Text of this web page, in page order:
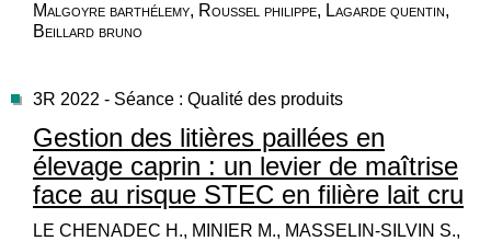
Malgoyre barthélemy, Roussel philippe, Lagarde quentin,
Beillard bruno
3R 2022 - Séance : Qualité des produits
Gestion des litières paillées en
élevage caprin : un levier de maîtrise
face au risque STEC en filière lait cru
LE CHENADEC H., MINIER M., MASSELIN-SILVIN S.,